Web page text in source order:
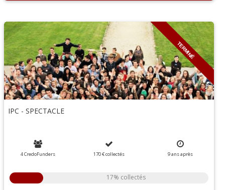
TERMINÉ
IPC - SPECTACLE
4 CredoFunders 170 €collectés 9ansaprès
17% collectés